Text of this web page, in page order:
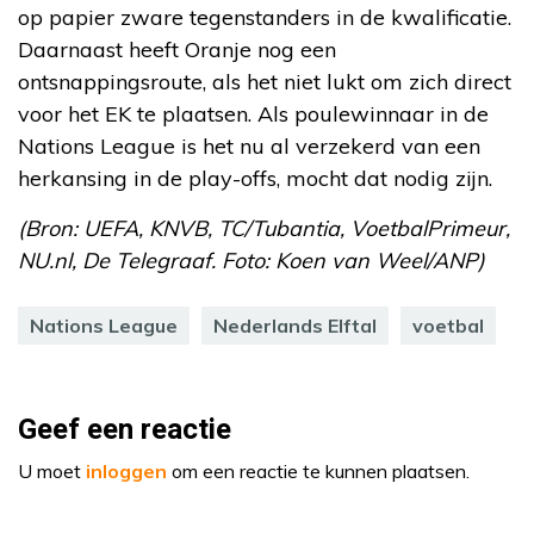
op papier zware tegenstanders in de kwalificatie.
Daarnaast heeft Oranje nog een
ontsnappingsroute, als het niet lukt om zich direct
voor het EK te plaatsen. Als poulewinnaar in de
Nations League is het nu al verzekerd van een
herkansing in de play-offs, mocht dat nodig zijn.
(Bron: UEFA, KNVB, TC/Tubantia, VoetbalPrimeur,
NU.nl, De Telegraaf. Foto: Koen van Weel/ANP)
Nations League Nederlands Elftal voetbal
Geef een reactie
U moet inloggen om een reactie te kunnen plaatsen.